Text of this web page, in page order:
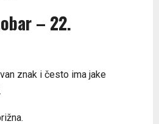
– 22.
znak i često ima jake